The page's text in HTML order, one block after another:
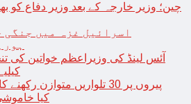
چین؛ وزیر خارجہ کے بعد وزیر دفاع کو
اسرائیل غزہ میں جنگی
آئس لینڈ کی وزیراعظم خواتین کی
پیروں پر 30 تلواریں متوازن رکھنے کا عالمی ریکارڈ قائم
کیا